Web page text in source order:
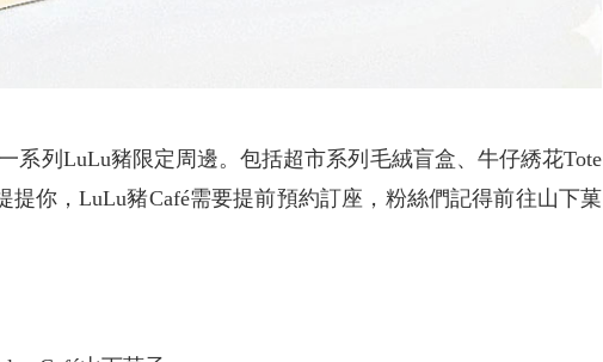
系列LuLu豬限定周邊。包括超市系列毛絨盲盒、牛仔綉花Tote
你，LuLu豬Café需要提前預約訂座，粉絲們記得前往山下菓